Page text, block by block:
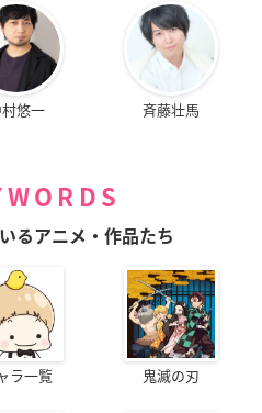
悠一 斉藤壮馬
るアニメ・作品たち
ラ一覧 鬼滅の刃